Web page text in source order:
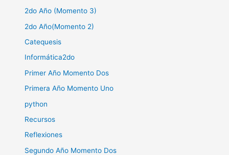
2do Año (Momento 3)
2do Año(Momento 2)
Catequesis
Informática2do
Primer Año Momento Dos
Primera Año Momento Uno
python
Recursos
Reflexiones
Segundo Año Momento Dos